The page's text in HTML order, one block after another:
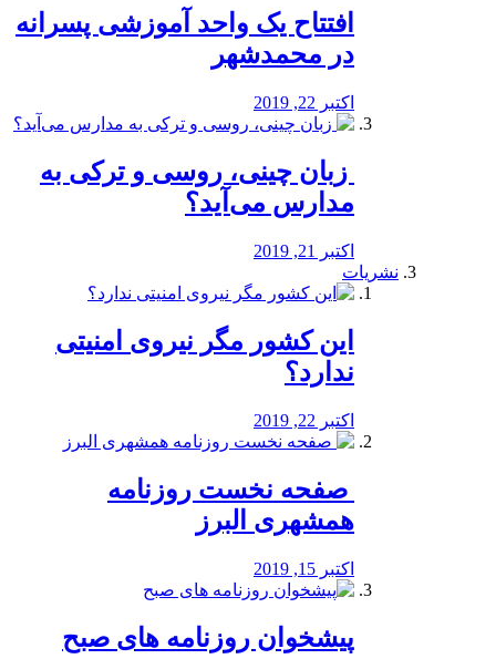
افتتاح یک واحد آموزشی پسرانه
در محمدشهر
اکتبر 22, 2019
️ زبان چینی، روسی و ترکی به
مدارس می‌آید؟
اکتبر 21, 2019
نشریات
این کشور مگر نیروی امنیتی
ندارد؟
اکتبر 22, 2019
️ صفحه نخست روزنامه‌
همشهری البرز
اکتبر 15, 2019
پیشخوان روزنامه های صبح